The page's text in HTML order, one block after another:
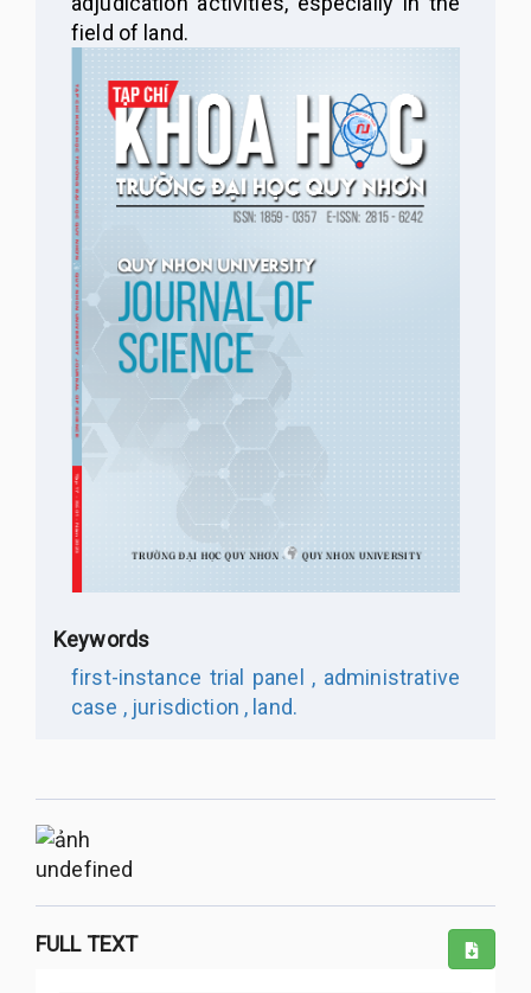
field of land.
Keywords
first-instance trial panel , administrative
case ,jurisdiction , land.
undefined
FULL TEXT